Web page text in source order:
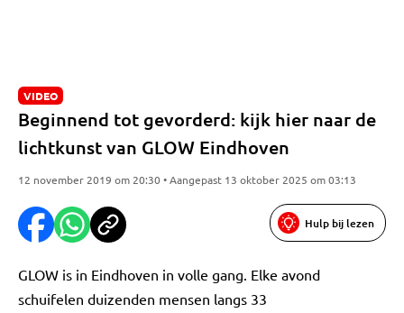
VIDEO
Beginnend tot gevorderd: kijk hier naar de
lichtkunst van GLOW Eindhoven
12 november 2019 om 20:30 • Aangepast 13 oktober 2025 om 03:13
Hulp bij lezen
GLOW is in Eindhoven in volle gang. Elke avond
schuifelen duizenden mensen langs 33